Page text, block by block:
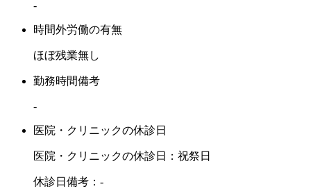
-
時間外労働の有無
ほぼ残業無し
勤務時間備考
-
医院・クリニックの休診日
医院・クリニックの休診日：祝祭日
休診日備考：-